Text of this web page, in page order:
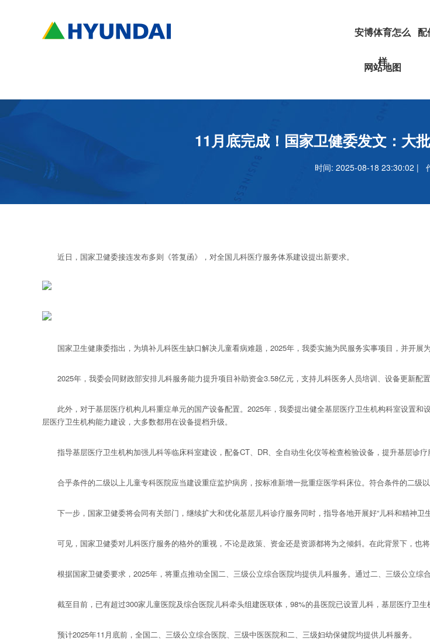
安博体育怎么
样
挖掘机
配
网站地图
11月底完成！国家卫健委发文：大
时间: 2025-08-18 23:30:02 |
近日，国家卫健委接连发布多则《答复函》，对全国儿科医疗服务体系建设提出新要求。
国家卫生健康委指出，为填补儿科医生缺口解决儿童看病难题，2025年，我委实施为民服务实事项目，并开展
2025年，我委会同财政部安排儿科服务能力提升项目补助资金3.58亿元，支持儿科医务人员培训、设备更新配置
此外，对于基层医疗机构儿科重症单元的国产设备配置。2025年，我委提出健全基层医疗卫生机构科室设置和
层医疗卫生机构能力建设，大多数都用在设备提档升级。
指导基层医疗卫生机构加强儿科等临床科室建设，配备CT、DR、全自动生化仪等检查检验设备，提升基层诊疗
合乎条件的二级以上儿童专科医院应当建设重症监护病房，按标准新增一批重症医学科床位。符合条件的二级
下一步，国家卫健委将会同有关部门，继续扩大和优化基层儿科诊疗服务同时，指导各地开展好“儿科和精神卫生
可见，国家卫健委对儿科医疗服务的格外的重视，不论是政策、资金还是资源都将为之倾斜。在此背景下，也将
根据国家卫健委要求，2025年，将重点推动全国二、三级公立综合医院均提供儿科服务。通过二、三级公立综
截至目前，已有超过300家儿童医院及综合医院儿科牵头组建医联体，98%的县医院已设置儿科，基层医疗卫生
预计2025年11月底前，全国二、三级公立综合医院、三级中医医院和二、三级妇幼保健院均提供儿科服务。